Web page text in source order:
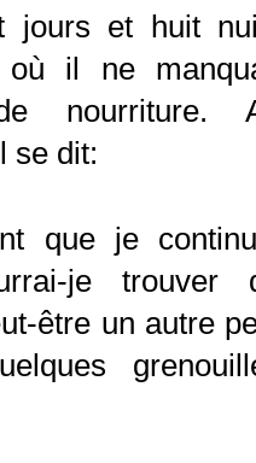
jours et huit
il ne
nourriture.
se dit:
que je
je trouver
être un autre